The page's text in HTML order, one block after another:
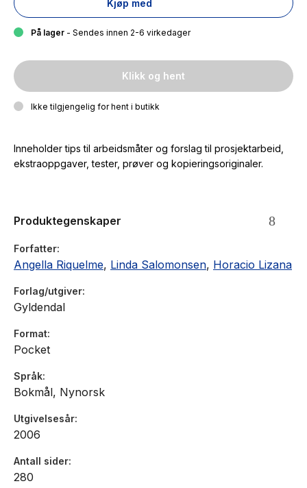
Kjøp med
På lager - Sendes innen 2-6 virkedager
Klikk og hent
Ikke tilgjengelig for hent i butikk
Inneholder tips til arbeidsmåter og forslag til prosjektarbeid,
ekstraoppgaver, tester, prøver og kopieringsoriginaler.
Produktegenskaper
Forfatter
Angella Riquelme, Linda Salomonsen, Horacio Lizana
Forlag/utgiver
Gyldendal
Format
Pocket
Språk
Bokmål, Nynorsk
Utgivelsesår
2006
Antall sider
280